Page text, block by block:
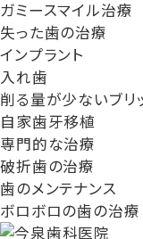
ガミースマイル治療
失った歯の治療
インプラント
入れ歯
削る量が少ないブリ
自家歯牙移植
専門的な治療
破折歯の治療
歯のメンテナンス
ボロボロの歯の治療